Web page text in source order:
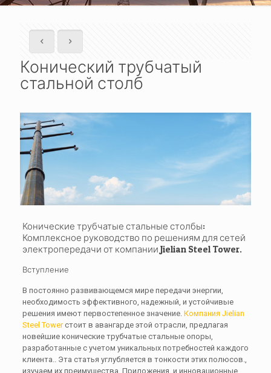
Конический трубчатый
стальной столб
Конические трубчатые стальные столбы:
Комплексное руководство по решениям для сетей
электропередачи от компании Jielian Steel Tower.
Вступление
В постоянно развивающемся мире передачи энергии,
необходимость эффективного, надежный, и устойчивые
решения имеют первостепенное значение. Компания Jielian
Steel Towerстоит в авангарде этой отрасли, предлагая
новейшие конические трубчатые стальные опоры,
разработанные с учетом уникальных потребностей каждого
клиента.. Эта статья углубляется в тонкости этих полюсов.,
изучаем их преимущества, Приложения, и инновационные